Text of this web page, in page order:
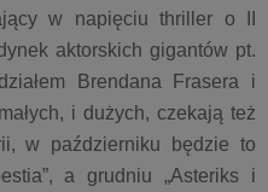
w napięciu thriller o II
aktorskich gigantów pt.
Brendana Frasera i
i dużych, czekają też
w październiku będzie to
a grudniu „Asteriks i